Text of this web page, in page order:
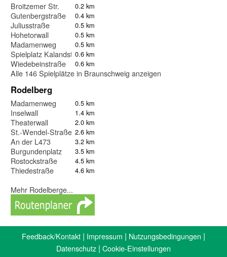
Broitzemer Str. 0.2 km
Gutenbergstraße 0.4 km
Juliusstraße 0.5 km
Hohetorwall 0.5 km
Madamenweg 0.5 km
Spielplatz Kalandstraße
0.6 km
Wiedebeinstraße 0.6 km
Alle 146 Spielplätze in Braunschweig anzeigen
Rodelberg
Madamenweg 0.5 km
Inselwall 1.4 km
Theaterwall 2.0 km
St.-Wendel-Straße 2.6 km
An der L473 3.2 km
Burgundenplatz 3.5 km
Rostockstraße 4.5 km
Thiedestraße 4.6 km
Mehr Rodelberge...
Feedback/Kontakt | Impressum | Nutzungsbedingungen |
Datenschutz | Cookie-Einstellungen